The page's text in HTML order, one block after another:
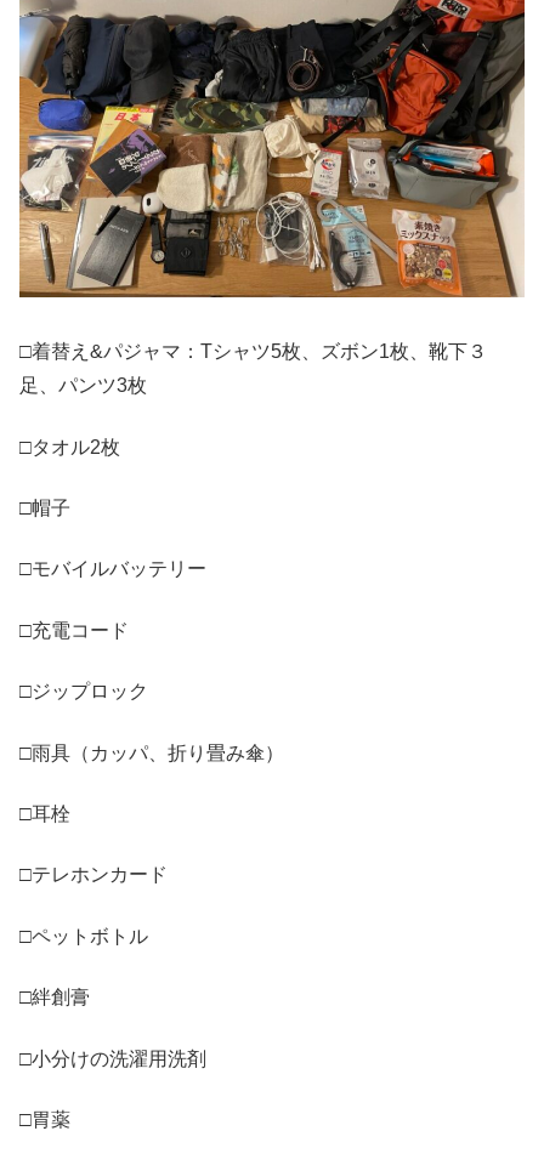
□着替え&パジャマ：Tシャツ5枚、ズボン1枚、靴下３
足、パンツ3枚
□タオル2枚
□帽子
□モバイルバッテリー
□充電コード
□ジップロック
□雨具（カッパ、折り畳み傘）
□耳栓
□テレホンカード
□ペットボトル
□絆創膏
□小分けの洗濯用洗剤
□胃薬